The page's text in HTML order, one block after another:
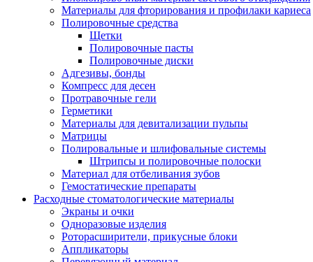
Материалы для фторирования и профилаки кариеса
Полировочные средства
Щетки
Полировочные пасты
Полировочные диски
Адгезивы, бонды
Компресс для десен
Протравочные гели
Герметики
Материалы для девитализации пульпы
Матрицы
Полировальные и шлифовальные системы
Штрипсы и полировочные полоски
Материал для отбеливания зубов
Гемостатические препараты
Расходные стоматологические материалы
Экраны и очки
Одноразовые изделия
Роторасширители, прикусные блоки
Аппликаторы